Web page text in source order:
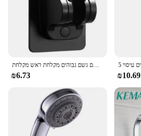
ראש מקלחת גדול פאנל גדול בלחץ מתכוונן המקלחת חמש מהירות גשם גשם גבוהים מקלחת ראש מקלחת
₪6.73 ₪10.69